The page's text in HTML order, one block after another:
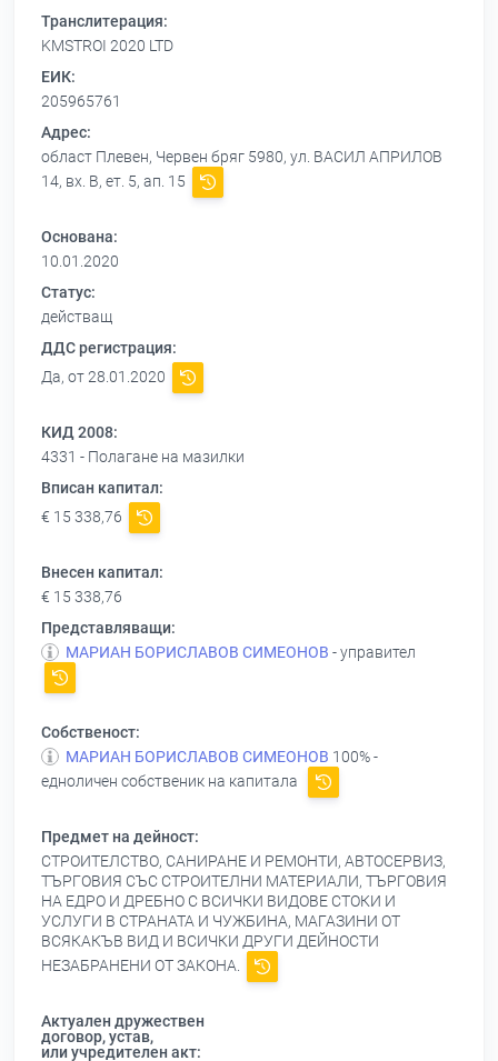
Транслитерация:
KMSTROI 2020 LTD
ЕИК:
205965761
Адрес:
област Плевен, Червен бряг 5980, ул. ВАСИЛ АПРИЛОВ
14, вх. В, ет. 5, ап. 15
Основана:
10.01.2020
Статус:
действащ
ДДС регистрация:
Да, от 28.01.2020
КИД 2008:
4331 - Полагане на мазилки
Вписан капитал:
€ 15 338,76
Внесен капитал:
€ 15 338,76
Представляващи:
МАРИАН БОРИСЛАВОВ СИМЕОНОВ - управител
Собственост:
МАРИАН БОРИСЛАВОВ СИМЕОНОВ 100% -
едноличен собственик на капитала
Предмет на дейност:
СТРОИТЕЛСТВО, САНИРАНЕ И РЕМОНТИ, АВТОСЕРВИЗ,
ТЪРГОВИЯ СЪС СТРОИТЕЛНИ МАТЕРИАЛИ, ТЪРГОВИЯ
НА ЕДРО И ДРЕБНО С ВСИЧКИ ВИДОВЕ СТОКИ И
УСЛУГИ В СТРАНАТА И ЧУЖБИНА, МАГАЗИНИ ОТ
ВСЯКАКЪВ ВИД И ВСИЧКИ ДРУГИ ДЕЙНОСТИ
НЕЗАБРАНЕНИ ОТ ЗАКОНА.
Актуален дружествен
договор, устав,
или учредителен акт: